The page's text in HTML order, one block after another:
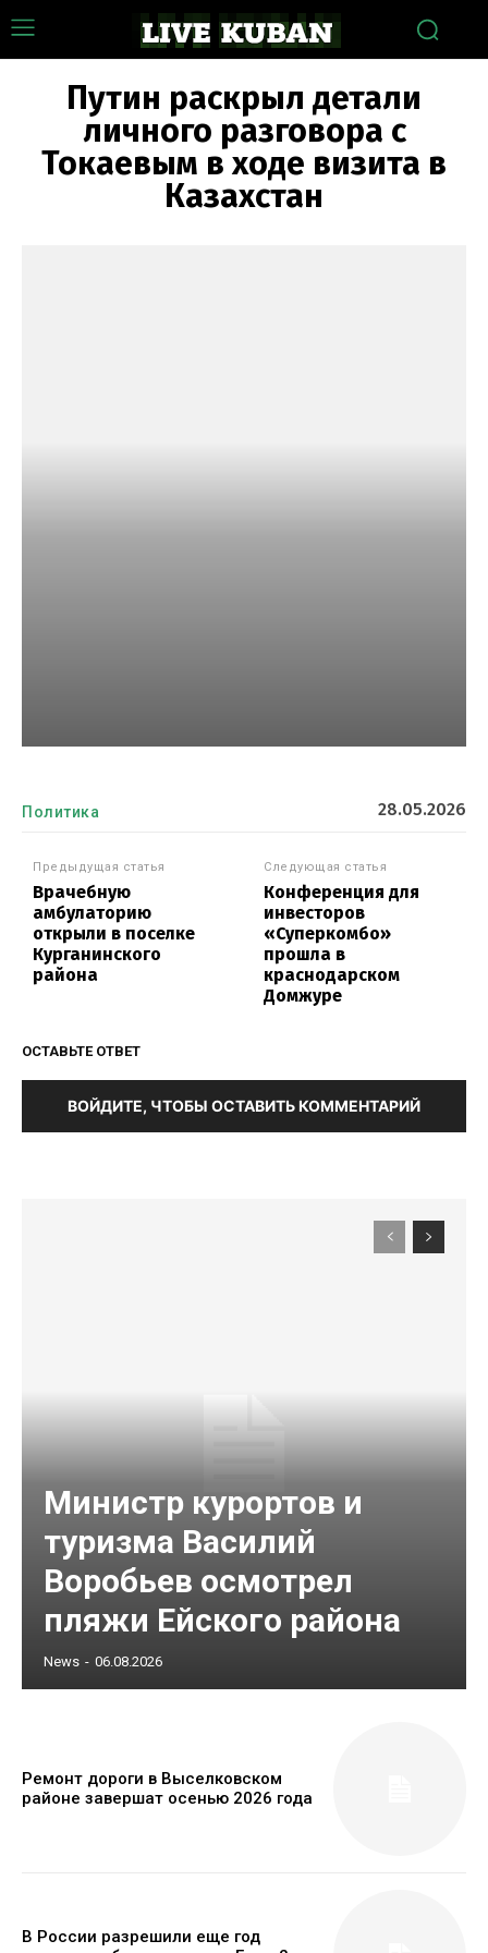
Путин раскрыл детали
личного разговора с
Токаевым в ходе визита в
Казахстан
Политика 28.05.2026
Предыдущая статья
Врачебную
амбулаторию
открыли в поселке
Курганинского
района
Следующая статья
Конференция для
инвесторов
«Суперкомбо»
прошла в
краснодарском
Домжуре
ОСТАВЬТЕ ОТВЕТ
ВОЙДИТЕ, ЧТОБЫ ОСТАВИТЬ КОММЕНТАРИЙ
Министр курортов и
туризма Василий
Воробьев осмотрел
пляжи Ейского района
News - 06.08.2026
Ремонт дороги в Выселковском
районе завершат осенью 2026 года
В России разрешили еще год